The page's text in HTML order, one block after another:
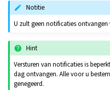
Notitie
U zult geen notificaties ontvangen
Hint
Versturen van notificaties is
dag ontvangen. Alle voor u
genegeerd.